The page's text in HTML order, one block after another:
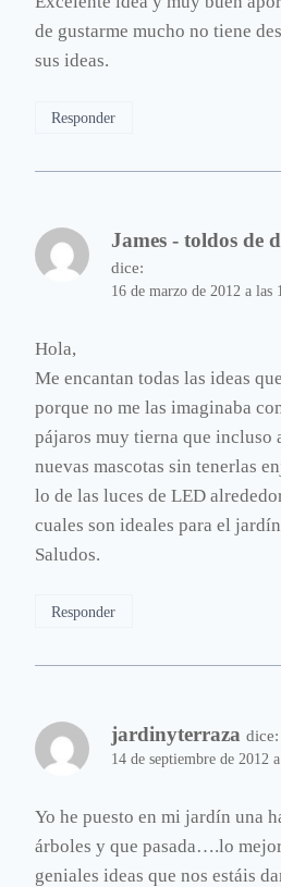
de gustarme mucho no tiene
sus ideas.
Responder
James - toldos de
dice:
16 de marzo de 2012 a las
Hola,
Me encantan todas las ideas
porque no me las imaginaba
pájaros muy tierna que incluso
nuevas mascotas sin tenerlas
lo de las luces de LED
cuales son ideales para el
Saludos.
Responder
jardinyterraza dice:
14 de septiembre de 2012
Yo he puesto en mi jardín una
árboles y que pasada….lo
geniales ideas que nos estáis